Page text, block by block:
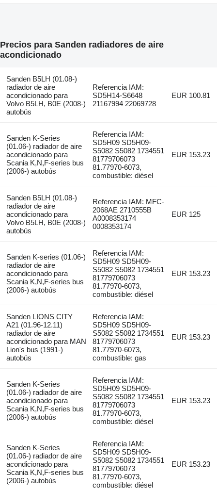
Precios para Sanden radiadores de aire
acondicionado
Sanden B5LH (01.08-)
radiador de aire
acondicionado para
Volvo B5LH, B0E (2008-)
autobús
Referencia IAM:
SD5H14-S6648
21167994 22069728
EUR 100.81
Sanden K-Series
(01.06-) radiador de aire
acondicionado para
Scania K,N,F-series bus
(2006-) autobús
Referencia IAM:
SD5H09 SD5H09-
S5082 S5082 1734551
81779706073
81.77970-6073,
combustible: diésel
EUR 153.23
Sanden B5LH (01.08-)
radiador de aire
acondicionado para
Volvo B5LH, B0E (2008-)
autobús
Referencia IAM: MFC-
2068AE 2710555B
A0008353174
0008353174
EUR 125
Sanden K-series (01.06-)
radiador de aire
acondicionado para
Scania K,N,F-series bus
(2006-) autobús
Referencia IAM:
SD5H09 SD5H09-
S5082 S5082 1734551
81779706073
81.77970-6073,
combustible: diésel
EUR 153.23
Sanden LIONS CITY
A21 (01.96-12.11)
radiador de aire
acondicionado para MAN
Lion's bus (1991-)
autobús
Referencia IAM:
SD5H09 SD5H09-
S5082 S5082 1734551
81779706073
81.77970-6073,
combustible: gas
EUR 153.23
Sanden K-Series
(01.06-) radiador de aire
acondicionado para
Scania K,N,F-series bus
(2006-) autobús
Referencia IAM:
SD5H09 SD5H09-
S5082 S5082 1734551
81779706073
81.77970-6073,
combustible: diésel
EUR 153.23
Sanden K-Series
(01.06-) radiador de aire
acondicionado para
Scania K,N,F-series bus
(2006-) autobús
Referencia IAM:
SD5H09 SD5H09-
S5082 S5082 1734551
81779706073
81.77970-6073,
combustible: diésel
EUR 153.23